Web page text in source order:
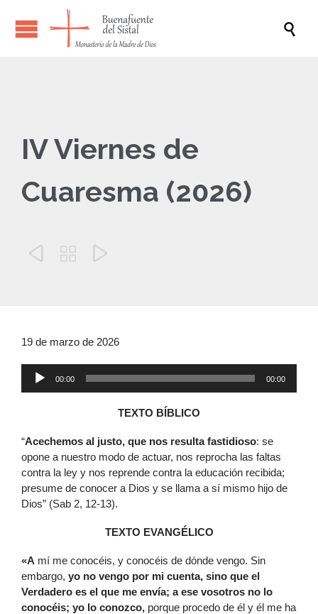

IV Viernes de
Cuaresma (2026)
  
19 de marzo de 2026
00:00 00:00
TEXTO BÍBLICO
“Acechemos al justo, que nos resulta fastidioso: se
opone a nuestro modo de actuar, nos reprocha las faltas
contra la ley y nos reprende contra la educación recibida;
presume de conocer a Dios y se llama a sí mismo hijo de
Dios” (Sab 2, 12-13).
TEXTO EVANGÉLICO
«A mí me conocéis, y conocéis de dónde vengo. Sin
embargo, yo no vengo por mi cuenta, sino que el
Verdadero es el que me envía; a ese vosotros no lo
conocéis; yo lo conozco, porque procedo de él y él me ha